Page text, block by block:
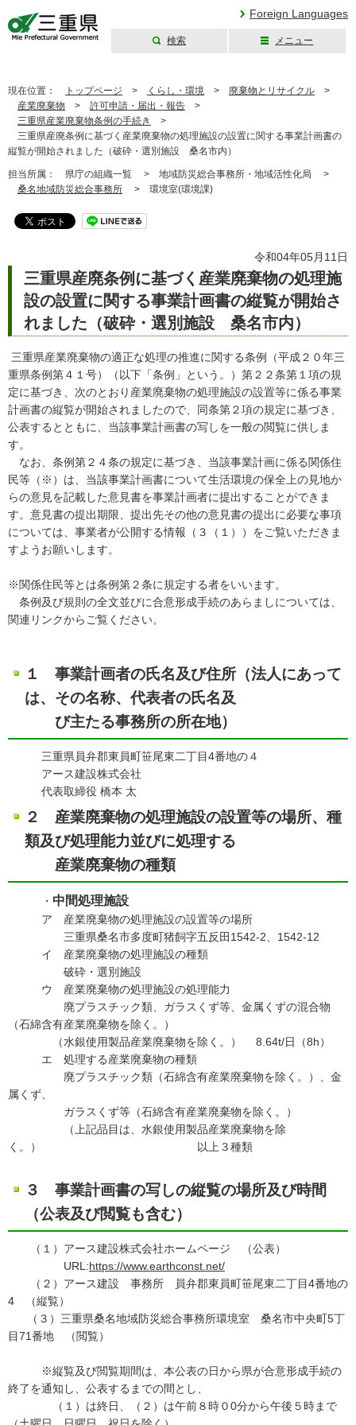
Foreign Languages
検索 メニュー
現在位置： トップページ > くらし・環境 > 廃棄物とリサイクル >
産業廃棄物 > 許可申請・届出・報告 >
三重県産業廃棄物条例の手続き
>
三重県産廃条例に基づく産業廃棄物の処理施設の設置に関する事業計画書の
縦覧が開始されました（破砕・選別施設 桑名市内）
担当所属： 県庁の組織一覧 > 地域防災総合事務所・地域活性化局 >
桑名地域防災総合事務所 > 環境室(環境課)
令和04年05月11日
三重県産廃条例に基づく産業廃棄物の処理施
設の設置に関する事業計画書の縦覧が開始さ
れました（破砕・選別施設 桑名市内）
三重県産業廃棄物の適正な処理の推進に関する条例（平成２０年三
重県条例第４１号）（以下「条例」という。）第２２条第１項の規
定に基づき、次のとおり産業廃棄物の処理施設の設置等に係る事業
計画書の縦覧が開始されましたので、同条第２項の規定に基づき、
公表するとともに、当該事業計画書の写しを一般の閲覧に供しま
す。
なお、条例第２４条の規定に基づき、当該事業計画に係る関係住
民等（※）は、当該事業計画書について生活環境の保全上の見地か
らの意見を記載した意見書を事業計画者に提出することができま
す。意見書の提出期限、提出先その他の意見書の提出に必要な事項
については、事業者が公開する情報（３（１））をご覧いただきま
すようお願いします。
※関係住民等とは条例第２条に規定する者をいいます。
条例及び規則の全文並びに合意形成手続のあらましについては、
関連リンクからご覧ください。
１ 事業計画者の氏名及び住所（法人にあって
は、その名称、代表者の氏名及
び主たる事務所の所在地）
三重県員弁郡東員町笹尾東二丁目4番地の４
アース建設株式会社
代表取締役 橋本 太
２ 産業廃棄物の処理施設の設置等の場所、種
類及び処理能力並びに処理する
産業廃棄物の種類
・ 中間処理施設
ア 産業廃棄物の処理施設の設置等の場所
三重県桑名市多度町猪飼字五反田1542-2、1542-12
イ 産業廃棄物の処理施設の種類
破砕・選別施設
ウ 産業廃棄物の処理施設の処理能力
廃プラスチック類、ガラスくず等、金属くずの混合物
（石綿含有産業廃棄物を除く。）
（水銀使用製品産業廃棄物を除く。） 8.64t/日（8h）
エ 処理する産業廃棄物の種類
廃プラスチック類（石綿含有産業廃棄物を除く。）、金
属くず、
ガラスくず等（石綿含有産業廃棄物を除く。）
（上記品目は、水銀使用製品産業廃棄物を除
く。） 以上３種類
３ 事業計画書の写しの縦覧の場所及び時間
（公表及び閲覧も含む）
（１）アース建設株式会社ホームページ （公表）
URL:https://www.earthconst.net/
（２）アース建設 事務所 員弁郡東員町笹尾東二丁目4番地の
4 （縦覧）
（３）三重県桑名地域防災総合事務所環境室 桑名市中央町5丁
目71番地 （閲覧）
※縦覧及び閲覧期間は、本公表の日から県が合意形成手続の
終了を通知し、公表するまでの間とし、
（１）は終日、（２）は午前８時０0分から午後５時まで